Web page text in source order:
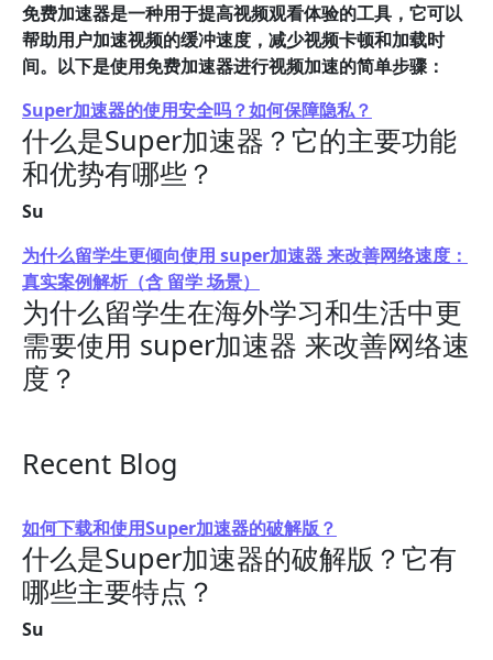
免费加速器是一种用于提高视频观看体验的工具，它可以
帮助用户加速视频的缓冲速度，减少视频卡顿和加载时
间。以下是使用免费加速器进行视频加速的简单步骤：
Super加速器的使用安全吗？如何保障隐私？
什么是Super加速器？它的主要功能
和优势有哪些？
Su
为什么留学生更倾向使用 super加速器 来改善网络速度：
真实案例解析（含 留学 场景）
为什么留学生在海外学习和生活中更
需要使用 super加速器 来改善网络速
度？
Recent Blog
如何下载和使用Super加速器的破解版？
什么是Super加速器的破解版？它有
哪些主要特点？
Su